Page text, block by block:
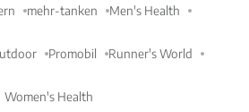
mehr-tanken Men's Health
Promobil Runner's World
Women's Health